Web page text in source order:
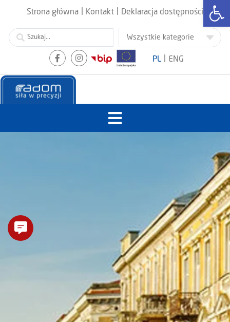
Strona główna Kontakt Deklaracja dostępności
PL ENG